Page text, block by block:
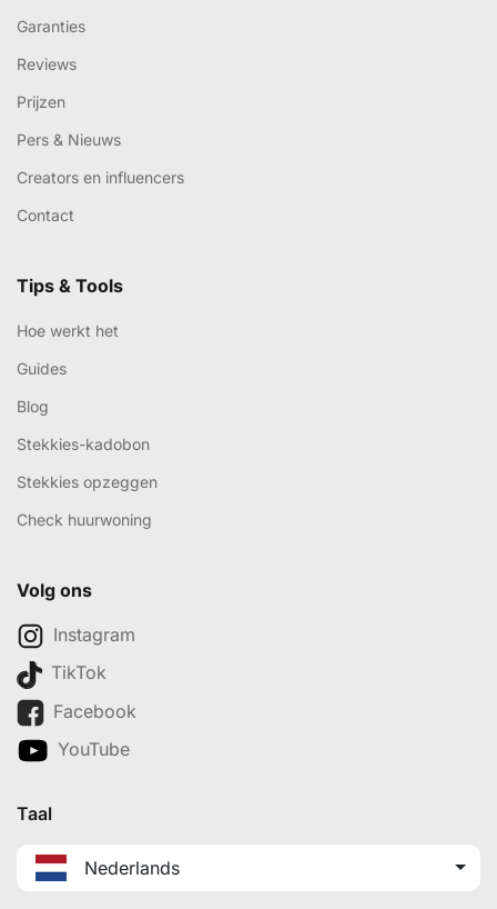
Garanties
Reviews
Prijzen
Pers & Nieuws
Creators en influencers
Contact
Tips & Tools
Hoe werkt het
Guides
Blog
Stekkies-kadobon
Stekkies opzeggen
Check huurwoning
Volg ons
Instagram
TikTok
Facebook
YouTube
Taal
Nederlands